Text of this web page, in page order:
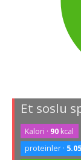
Et soslu
Kalori · 90 kcal
proteinler · 5.05